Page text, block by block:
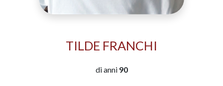
TILDE FRANCHI
di anni 90